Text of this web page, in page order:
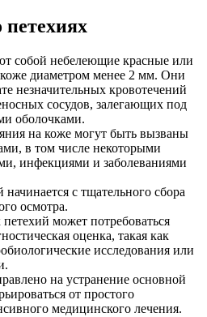
собой небелеющие красные или
диаметром менее 2 мм. Они
незначительных кровотечений
сосудов, залегающих под
оболочками.
на коже могут быть вызваны
в том числе некоторыми
инфекциями и заболеваниями
с тщательного сбора
осмотра.
может потребоваться
оценка, такая как
исследования или
на устранение основной
от простого
медицинского лечения.